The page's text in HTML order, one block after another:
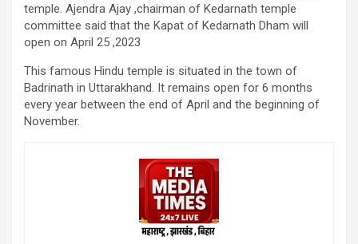
temple. Ajendra Ajay ,chairman of Kedarnath temple
committee said that the Kapat of Kedarnath Dham will
open on April 25 ,2023
This famous Hindu temple is situated in the town of
Badrinath in Uttarakhand. It remains open for 6 months
every year between the end of April and the beginning of
November.